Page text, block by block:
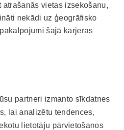
vietas izsekošanu,
nekādi uz ģeogrāfisko
šajā karjeras
partneri izmanto sīkdatnes
lai analizētu tendences,
lietotāju pārvietošanos